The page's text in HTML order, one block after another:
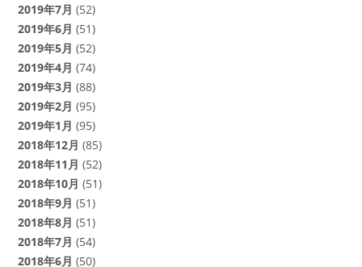
2019年7月 (52)
2019年6月 (51)
2019年5月 (52)
2019年4月 (74)
2019年3月 (88)
2019年2月 (95)
2019年1月 (95)
2018年12月 (85)
2018年11月 (52)
2018年10月 (51)
2018年9月 (51)
2018年8月 (51)
2018年7月 (54)
2018年6月 (50)